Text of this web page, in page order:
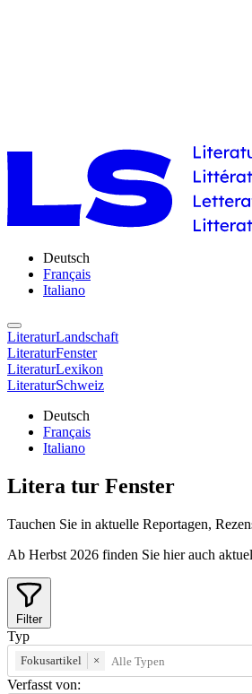
Deutsch
Français
Italiano
LiteraturLandschaft
LiteraturFenster
LiteraturLexikon
LiteraturSchweiz
Deutsch
Français
Italiano
Litera tur Fenster
Tauchen Sie in aktuelle Reportagen,
Ab Herbst 2026 finden Sie hier auch
Filter
Typ
Fokusartikel ×
Verfasst von: